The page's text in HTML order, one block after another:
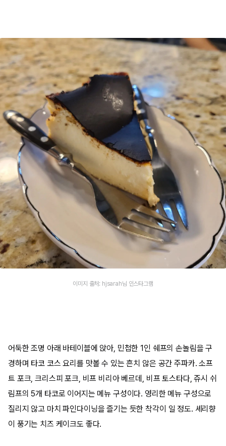
이미지 출처: hjsarah님 인스타그램
어둑한 조명 아래 바테이블에 앉아, 민첩한 1인 쉐프의 손놀림을 구
경하며 타코 코스 요리를 맛볼 수 있는 흔치 않은 공간 주파카. 소프
트 포크, 크리스피 포크, 비프 비리아 베르데, 비프 토스타다, 쥬시 쉬
림프의 5개 타코로 이어지는 메뉴 구성이다. 영리한 메뉴 구성으로
질리지 않고 마치 파인다이닝을 즐기는 듯한 착각이 일 정도. 셰리향
이 풍기는 치즈 케이크도 좋다.